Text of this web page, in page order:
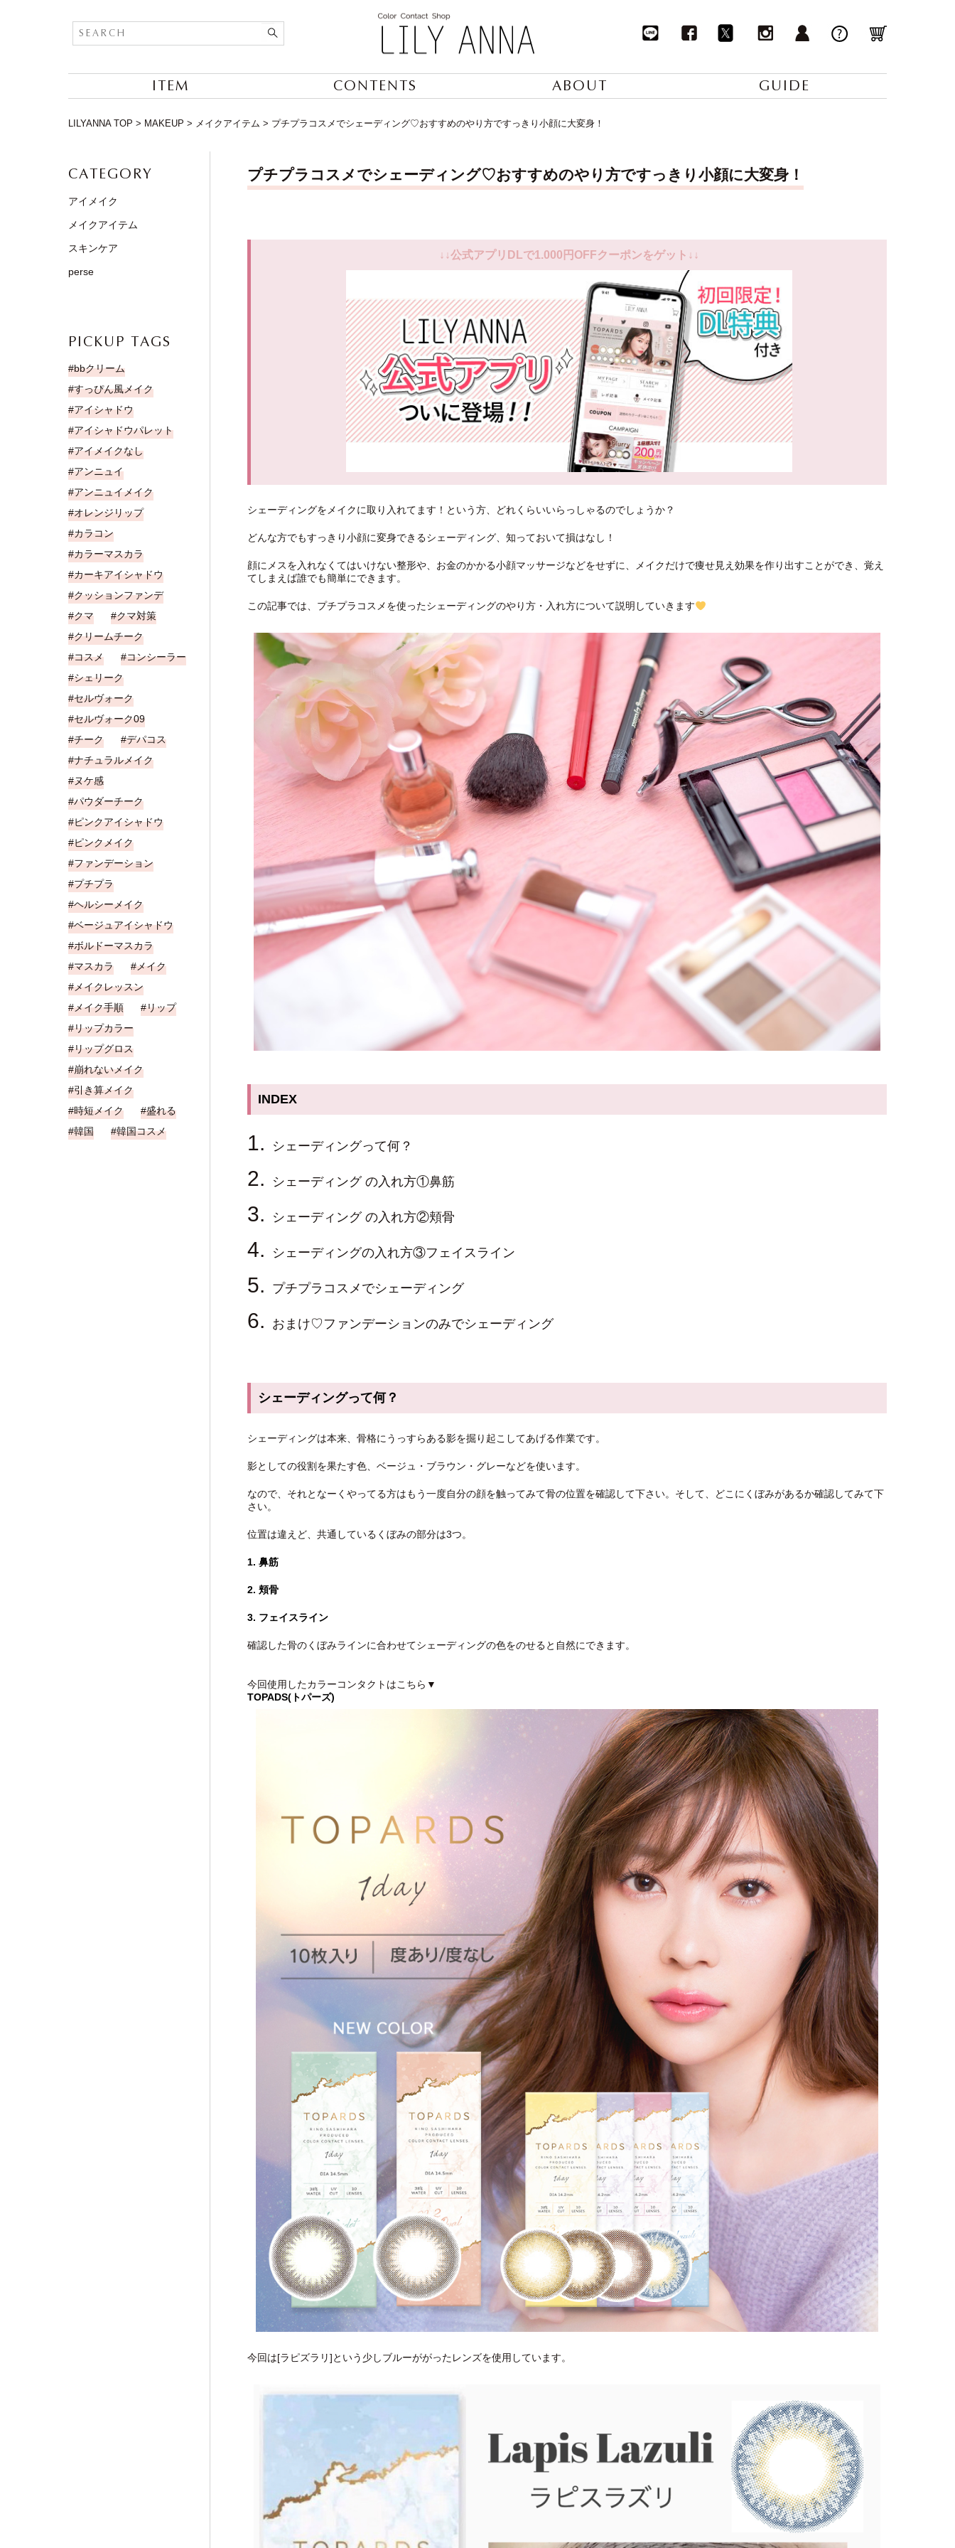
ITEM CONTENTS ABOUT GUIDE
LILYANNA TOP > MAKEUP > メイクアイテム > プチプラコスメでシェーディング♡おすすめのやり方ですっきり小顔に大変身！
プチプラコスメでシェーディング♡おすすめのやり方ですっきり小顔に大変身！
↓↓公式アプリDLで1.000円OFFクーポンをゲット↓↓
シェーディングをメイクに取り入れてます！という方、どれくらいいらっしゃるのでしょうか？
どんな方でもすっきり小顔に変身できるシェーディング、知っておいて損はなし！
顔にメスを入れなくてはいけない整形や、お金のかかる小顔マッサージなどをせずに、メイクだけで痩せ見え効果を作り出すことができ、覚え
てしまえば誰でも簡単にできます。
この記事では、プチプラコスメを使ったシェーディングのやり方・入れ方について説明していきます
INDEX
シェーディングって何？
シェーディング の入れ方①鼻筋
シェーディング の入れ方②頬骨
シェーディングの入れ方③フェイスライン
プチプラコスメでシェーディング
おまけ♡ファンデーションのみでシェーディング
シェーディングって何？
シェーディングは本来、骨格にうっすらある影を掘り起こしてあげる作業です。
影としての役割を果たす色、ベージュ・ブラウン・グレーなどを使います。
なので、それとなーくやってる方はもう一度自分の顔を触ってみて骨の位置を確認して下さい。そして、どこにくぼみがあるか確認してみて下
さい。
位置は違えど、共通しているくぼみの部分は3つ。
1. 鼻筋
2. 頬骨
3. フェイスライン
確認した骨のくぼみラインに合わせてシェーディングの色をのせると自然にできます。
今回使用したカラーコンタクトはこちら▼
TOPADS(トパーズ)
今回は[ラピズラリ]という少しブルーががったレンズを使用しています。
CATEGORY
アイメイク
メイクアイテム
スキンケア
perse
PICKUP TAGS
bbクリーム
すっぴん風メイク
アイシャドウ
アイシャドウパレット
アイメイクなし
アンニュイ
アンニュイメイク
オレンジリップ
カラコン
カラーマスカラ
カーキアイシャドウ
クッションファンデ
クマ
クマ対策
クリームチーク
コスメ
コンシーラー
シェリーク
セルヴォーク
セルヴォーク09
チーク
デパコス
ナチュラルメイク
ヌケ感
パウダーチーク
ピンクアイシャドウ
ピンクメイク
ファンデーション
プチプラ
ヘルシーメイク
ベージュアイシャドウ
ボルドーマスカラ
マスカラ
メイク
メイクレッスン
メイク手順
リップ
リップカラー
リップグロス
崩れないメイク
引き算メイク
時短メイク
盛れる
韓国
韓国コスメ